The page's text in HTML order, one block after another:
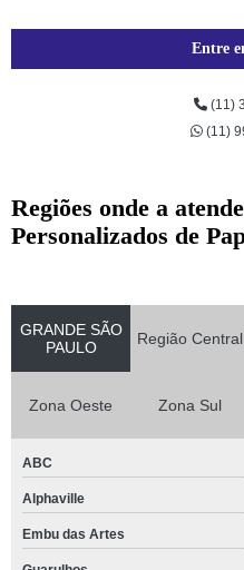
Entre
(11)
(11)
Regiões onde a
Personalizados de
GRANDE SÃO
PAULO
Região Central
Zona Oeste Zona Sul
ABC
Alphaville
Embu das Artes